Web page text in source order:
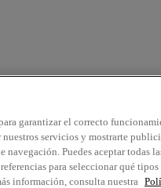
garantizar el correcto
servicios y mostrarte
Puedes aceptar todas
para seleccionar qué tipos
información, consulta nuestra